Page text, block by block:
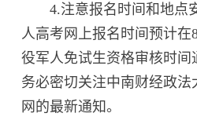
4.注意报名时间和地点
人高考网上报名时间预计在
役军人免试生资格审核时间
务必密切关注中南财经政法
网的最新通知。